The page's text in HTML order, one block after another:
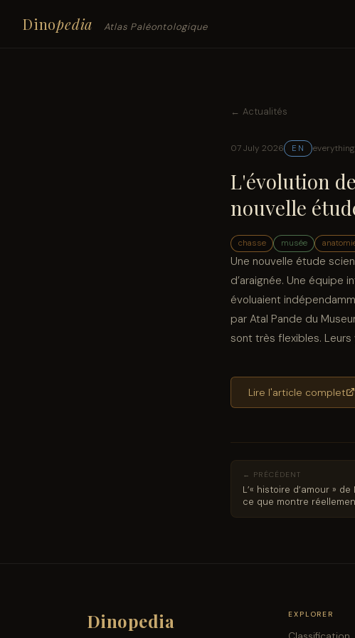
Dinopedia Atlas Paléontologique
← Actualités
07 July 2026 EN
L'évolution
nouvelle
chasse musée
Une nouvelle étude
d’araignée. Une équipe
évoluaient
par Atal Pande du
sont très flexibles.
Lire l'article complet
← PRÉCÉDENT
L’« histoire d’amour »
ce que montre
Dinopedia EXPLORER